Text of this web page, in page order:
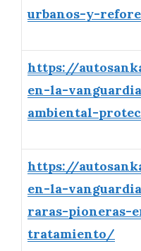
urbanos-y-
https://
en-la-
ambiental-
https://
en-la-
raras-pioneras-
tratamiento/